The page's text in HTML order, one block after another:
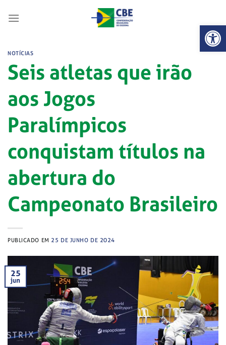
Abrir
NOTÍCIAS
Seis atletas que irão
aos Jogos
Paralímpicos
conquistam títulos na
abertura do
Campeonato Brasileiro
PUBLICADO EM 25 DE JUNHO DE 2024
25
jun